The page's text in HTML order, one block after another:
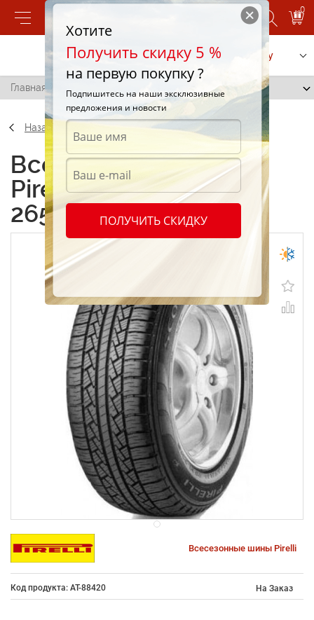
0
Позвонить Заказать услугу
Главная / Pirelli Scorpion STR 265/60 R18 110H
Назад
Всесезонные шины
Pirelli Scorpion STR
265/60 R18 110H
Всесезонные шины Pirelli
Код продукта: AT-88420 На Заказ
Хотите
Получить скидку 5 %
на первую покупку ?
Подпишитесь на наши эксклюзивные
предложения и новости
ПОЛУЧИТЬ СКИДКУ